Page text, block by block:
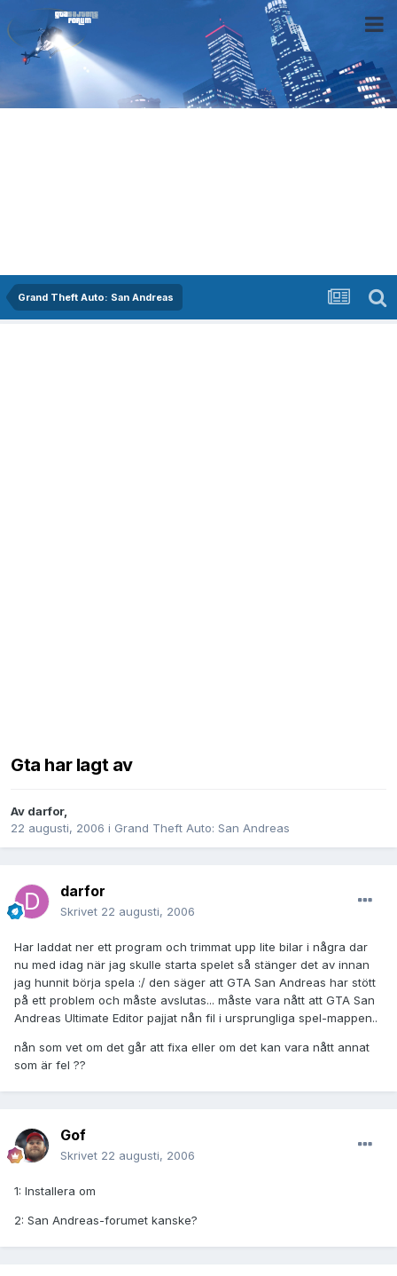
Grand Theft Auto: San Andreas
Gta har lagt av
Av darfor,
22 augusti, 2006 i Grand Theft Auto: San Andreas
darfor
Skrivet 22 augusti, 2006
Har laddat ner ett program och trimmat upp lite bilar i några dar
nu med idag när jag skulle starta spelet så stänger det av innan
jag hunnit börja spela :/ den säger att GTA San Andreas har stött
på ett problem och måste avslutas... måste vara nått att GTA San
Andreas Ultimate Editor pajjat nån fil i ursprungliga spel-mappen..
nån som vet om det går att fixa eller om det kan vara nått annat
som är fel ??
Gof
Skrivet 22 augusti, 2006
1: Installera om
2: San Andreas-forumet kanske?